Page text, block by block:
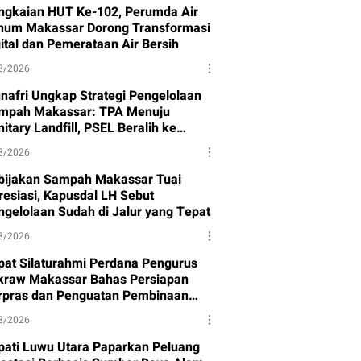
HUT Ke-102, Perumda Air
Makassar Dorong Transformasi
dan Pemerataan Air Bersih
2026
Ungkap Strategi Pengelolaan
Makassar: TPA Menuju
Landfill, PSEL Beralih ke
109
2026
Sampah Makassar Tuai
Kapusdal LH Sebut
Sudah di Jalur yang Tepat
2026
Silaturahmi Perdana Pengurus
Makassar Bahas Persiapan
dan Penguatan Pembinaan
2026
Luwu Utara Paparkan Peluang